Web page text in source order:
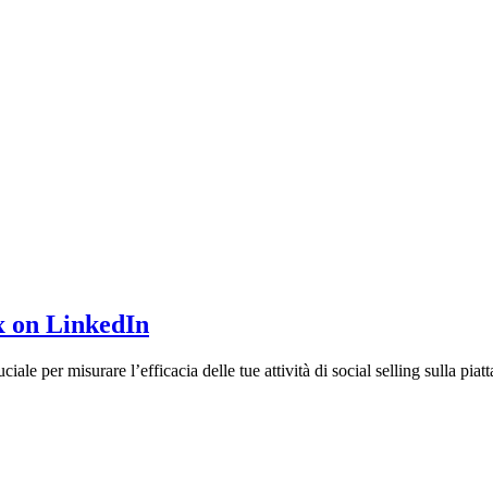
on LinkedIn
per misurare l’efficacia delle tue attività di social selling sulla